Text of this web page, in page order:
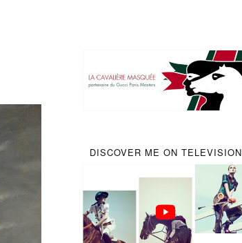
DISCOVER ME ON TELEVISION